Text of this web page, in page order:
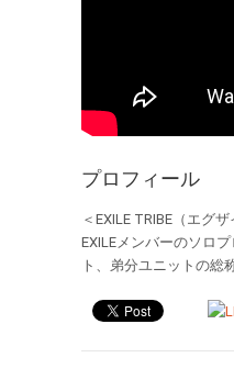
プロフィール
＜EXILE TRIBE（エグ
EXILEメンバーのソロ
ト、弟分ユニットの総称